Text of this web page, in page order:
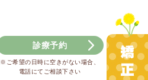
診療予約
※ご希望の日時に空きがない場合、
電話にてご相談下さい